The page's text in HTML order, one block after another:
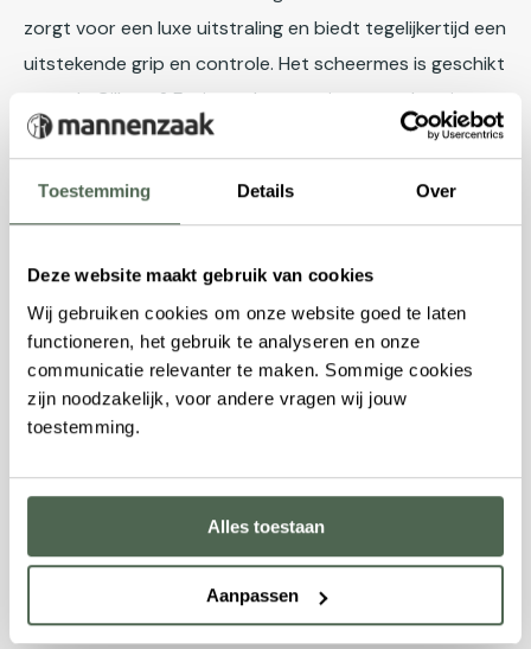
Toestemming Details Over
Deze website maakt gebruik van cookies
Wij gebruiken cookies om onze website goed te laten
functioneren, het gebruik te analyseren en onze
communicatie relevanter te maken. Sommige cookies
zijn noodzakelijk, voor andere vragen wij jouw
toestemming.
Alles toestaan
Aanpassen
zorgt voor een luxe uitstraling en biedt tegelijkertijd een
uitstekende grip en controle. Het scheermes is geschikt
voor de
Gillette® Fusion scheermesjes, waardoor je
verzekerd bent van een glad, comfortabel en veilig
eenvoudig om het mes stevig vast te houden, wat de
Edwin Jagger staat wereldwijd bekend als een
toonaangevend merk in traditionele en luxe
scheerproducten, met een sterke focus op
oprichting in 1988 combineert dit familiebedrijf uit
Sheffield, Engeland, klassieke scheertradities met
innovatieve technologieën en hoogwaardige materialen.
Elk product, van scheermessen tot scheerkwasten,
wordt met zorg ontworpen en met de hand gemaakt,